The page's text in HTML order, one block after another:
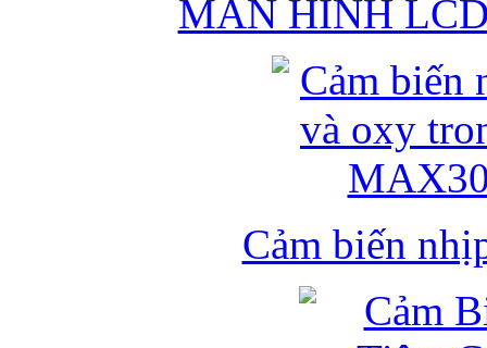
MÀN HÌNH
Cảm biến